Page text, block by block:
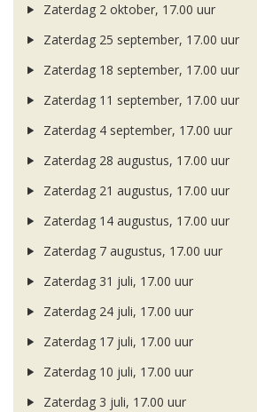
Zaterdag 2 oktober, 17.00 uur
Zaterdag 25 september, 17.00 uur
Zaterdag 18 september, 17.00 uur
Zaterdag 11 september, 17.00 uur
Zaterdag 4 september, 17.00 uur
Zaterdag 28 augustus, 17.00 uur
Zaterdag 21 augustus, 17.00 uur
Zaterdag 14 augustus, 17.00 uur
Zaterdag 7 augustus, 17.00 uur
Zaterdag 31 juli, 17.00 uur
Zaterdag 24 juli, 17.00 uur
Zaterdag 17 juli, 17.00 uur
Zaterdag 10 juli, 17.00 uur
Zaterdag 3 juli, 17.00 uur